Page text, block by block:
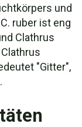
und
ruber ist eng
Clathrus
"Gitter",